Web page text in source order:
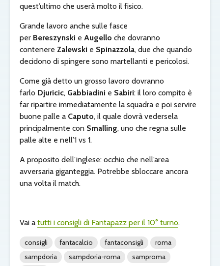
quest’ultimo che userà molto il fisico.
Grande lavoro anche sulle fasce
per Bereszynski e Augello che dovranno
contenere Zalewski e Spinazzola, due che quando
decidono di spingere sono martellanti e pericolosi.
Come già detto un grosso lavoro dovranno
farlo Djuricic, Gabbiadini e Sabiri: il loro compito è
far ripartire immediatamente la squadra e poi servire
buone palle a Caputo, il quale dovrà vedersela
principalmente con Smalling, uno che regna sulle
palle alte e nell’1 vs 1.
A proposito dell’inglese: occhio che nell’area
avversaria giganteggia. Potrebbe sbloccare ancora
una volta il match.
Vai a tutti i consigli di Fantapazz per il 10° turno.
consigli fantacalcio fantaconsigli
roma
sampdoria
sampdoria-roma
samproma